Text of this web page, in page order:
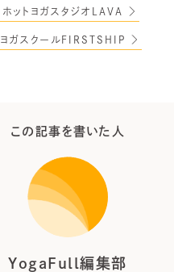
ホットヨガスタジオLAVA
ヨガスクールFIRSTSHIP
この記事を書いた人
YogaFull編集部